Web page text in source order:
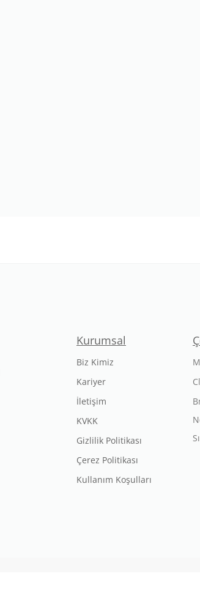
Kurumsal
Biz Kimiz
Kariyer
İletişim
KVKK
Gizlilik Politikası
Çerez Politikası
Kullanım Koşulları